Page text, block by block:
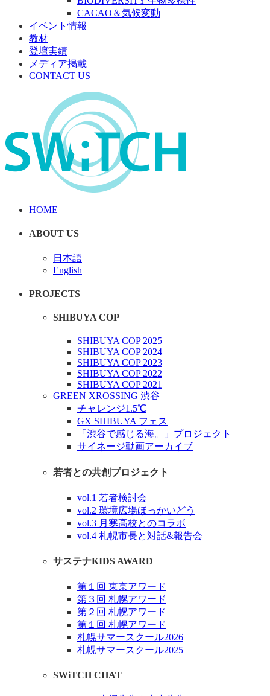
CACAO＆気候変動
イベント情報
教材
登壇実績
メディア掲載
CONTACT US
HOME
ABOUT US
日本語
English
PROJECTS
SHIBUYA COP
SHIBUYA COP 2025
SHIBUYA COP 2024
SHIBUYA COP 2023
SHIBUYA COP 2022
SHIBUYA COP 2021
GREEN XROSSING 渋谷
チャレンジ1.5℃
GX SHIBUYA フェス
「渋谷で感じる海。」プロジェクト
サイネージ動画アーカイブ
若者との共創プロジェクト
vol.1 若者検討会
vol.2 環境広場ほっかいどう
vol.3 月寒高校とのコラボ
vol.4 札幌市長と対話&報告会
サステナKIDS AWARD
第１回 東京アワード
第３回 札幌アワード
第２回 札幌アワード
第１回 札幌アワード
札幌サマースクール2026
札幌サマースクール2025
SWiTCH CHAT